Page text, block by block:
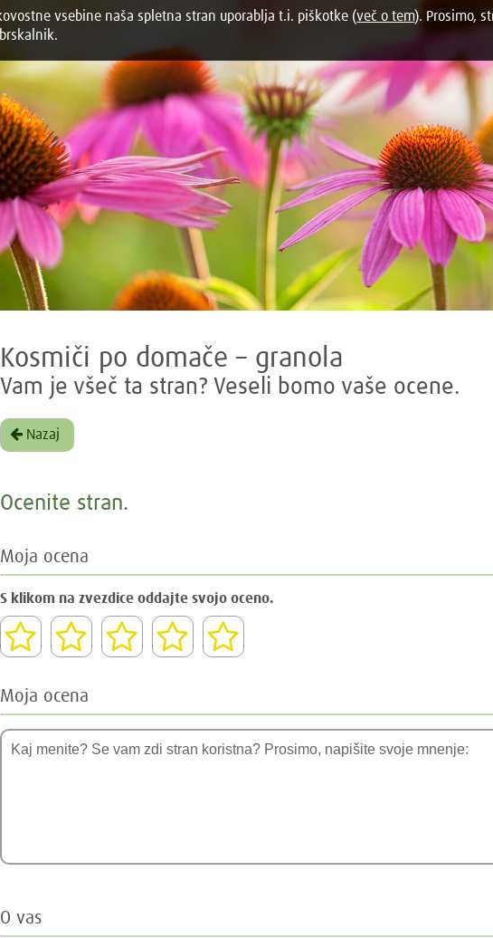
Kosmiči po domače – granola
Vam je všeč ta stran? Veseli bomo vaše ocene.
Nazaj
Ocenite stran.
Moja ocena
S klikom na zvezdice oddajte svojo oceno.
Moja ocena
O vas
vsebine naša spletna stran uporablja t.i. piškotke (več o tem). Prosimo,